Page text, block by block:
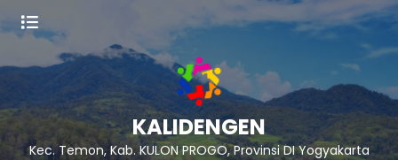
KALIDENGEN
Kec. Temon, Kab. KULON PROGO, Provinsi DI Yogyakarta